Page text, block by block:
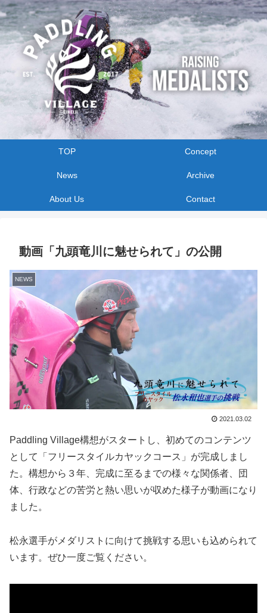
TOP Concept
News Archive
About Us Contact
動画「九頭竜川に魅せられて」の公開
NEWS
2021.03.02
Paddling Village構想がスタートし、初めてのコンテンツ
として「フリースタイルカヤックコース」が完成しまし
た。構想から３年、完成に至るまでの様々な関係者、団
体、行政などの苦労と熱い思いが収めた様子が動画になり
ました。
松永選手がメダリストに向けて挑戦する思いも込められて
います。ぜひ一度ご覧ください。